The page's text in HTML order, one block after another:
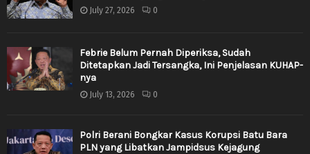
July 27, 2026 0
Febrie Belum Pernah Diperiksa, Sudah
Ditetapkan Jadi Tersangka, Ini Penjelasan KUHAP-
nya
July 13, 2026 0
Polri Berani Bongkar Kasus Korupsi Batu Bara
PLN yang Libatkan Jampidsus Kejagung